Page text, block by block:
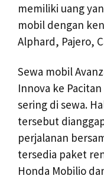
memiliki uang
mobil dengan
Alphard, Pajero,
Sewa mobil
Innova ke
sering di sewa.
tersebut
perjalanan
tersedia paket
Honda Mobilio